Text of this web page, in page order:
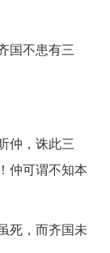
国不患有三
仲，诛此三
仲可谓不知本
死，而齐国未